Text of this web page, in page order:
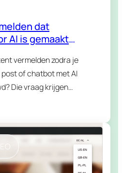
dat
AI is gemaakt?
vermelden zodra je
of chatbot met AI
Die vraag krijgen
en het antwoord is